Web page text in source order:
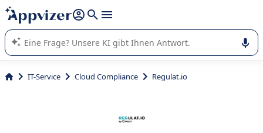
beantworten (mehrere Zeilen mit
Die KI von Appvizer führt Sie bei der Nutzung oder Auswahl
von SaaS-Software in Unternehmen.
IT-Service Cloud Compliance Regulat.io